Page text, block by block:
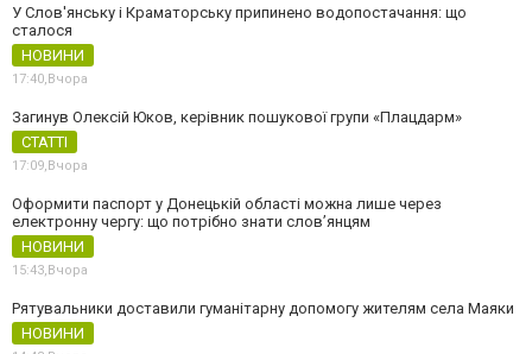
У Слов'янську і Краматорську припинено водопостачання: що
сталося
НОВИНИ
17:40,Вчора
Загинув Олексій Юков, керівник пошукової групи «Плацдарм»
СТАТТІ
17:09,Вчора
Оформити паспорт у Донецькій області можна лише через
електронну чергу: що потрібно знати слов’янцям
НОВИНИ
15:43,Вчора
Рятувальники доставили гуманітарну допомогу жителям села Маяки
НОВИНИ